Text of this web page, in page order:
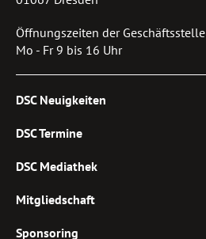
Öffnungszeiten der Geschäftsstelle
Mo - Fr 9 bis 16 Uhr
DSC Neuigkeiten
DSC Termine
DSC Mediathek
Mitgliedschaft
Sponsoring